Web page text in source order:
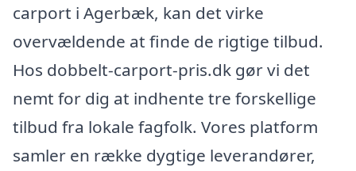
carport i Agerbæk, kan det virke
overvældende at finde de rigtige tilbud.
Hos dobbelt-carport-pris.dk gør vi det
nemt for dig at indhente tre forskellige
tilbud fra lokale fagfolk. Vores platform
samler en række dygtige leverandører,